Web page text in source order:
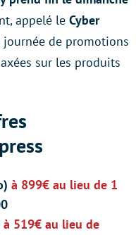
appelé le Cyber
de promotions
sur les produits
à 899€ au lieu de 1
à 519€ au lieu de